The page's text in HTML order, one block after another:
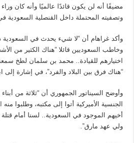
مضيفًا أنه لن يكون قائدًا عالميًا وأنه كان
وتصفيته المحتملة داخل القنصلية السعودية
وأكد غراهام أن “لا شيء يحدث في السعودية
وخاطب السعوديين قائلا “هناك الكثير من
اختيارهم للقيادة.. محمد بن سلمان لطخ
“هناك فرق بين البلاد والفرد”، في إشارة
وأوضح السيناتور الجمهوري أن “ثلاثة من
الجنسية الأميركية أتوا إلى مكتبه، وطلبوا
أخيهم الموجود في السعودية.. لسنا أمام
ولي عهد مارق”.